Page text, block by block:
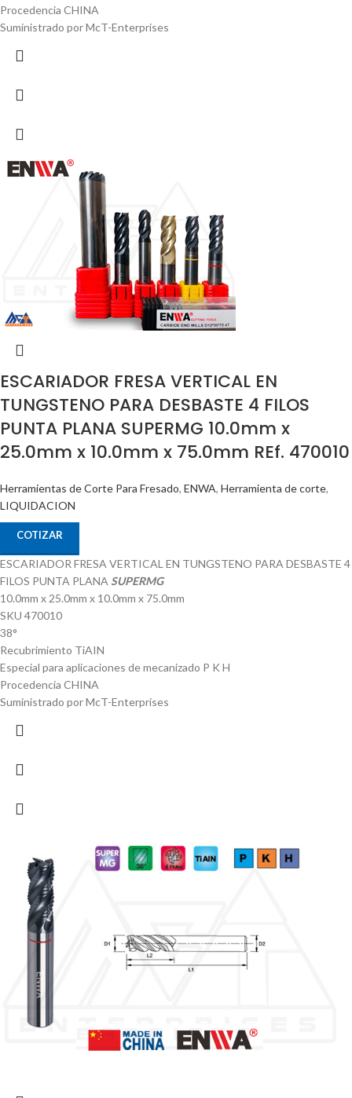
Procedencia CHINA
Suministrado por McT-Enterprises
ESCARIADOR FRESA VERTICAL EN
TUNGSTENO PARA DESBASTE 4 FILOS
PUNTA PLANA SUPERMG 10.0mm x
25.0mm x 10.0mm x 75.0mm REf. 470010
Herramientas de Corte Para Fresado, ENWA, Herramienta de corte,
LIQUIDACION
COTIZAR
ESCARIADOR FRESA VERTICAL EN TUNGSTENO PARA DESBASTE 4
FILOS PUNTA PLANA SUPERMG
10.0mm x 25.0mm x 10.0mm x 75.0mm
SKU 470010
38°
Recubrimiento TiAIN
Especial para aplicaciones de mecanizado P K H
Procedencia CHINA
Suministrado por McT-Enterprises